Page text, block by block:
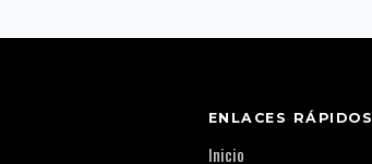
ENLACES RÁPIDOS
Inicio